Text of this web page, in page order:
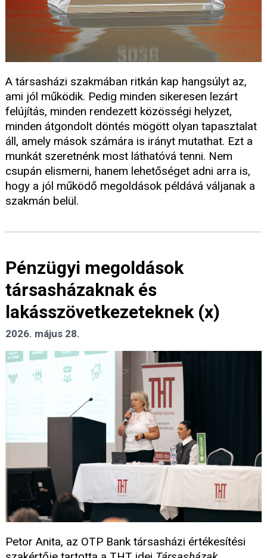
A társasházi szakmában ritkán kap hangsúlyt az,
ami jól működik. Pedig minden sikeresen lezárt
felújítás, minden rendezett közösségi helyzet,
minden átgondolt döntés mögött olyan tapasztalat
áll, amely mások számára is irányt mutathat. Ezt a
munkát szeretnénk most láthatóvá tenni. Nem
csupán elismerni, hanem lehetőséget adni arra is,
hogy a jól működő megoldások példává váljanak a
szakmán belül.
Pénzügyi megoldások
társasházaknak és
lakásszövetkezeteknek (x)
2026. május 28.
Petor Anita, az OTP Bank társasházi értékesítési